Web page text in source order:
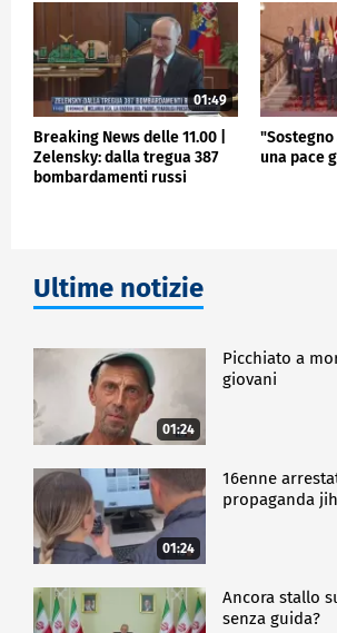
POLITICA
01:49
Breaking News delle 11.00 |
Zelensky: dalla tregua 387
bombardamenti russi
"Sostegno
una pace
Ultime notizie
01:24
Picchiato a
giovani
01:24
16enne
propaganda
Ancora stallo
senza guida?